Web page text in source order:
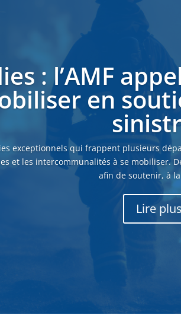
: l’AMF
en
exceptionnels qui frappent plusieurs
et les intercommunalités à se mobiliser.
afin de soutenir, à
Lire plus